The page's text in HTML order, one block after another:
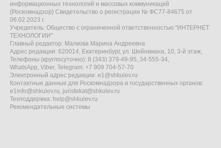
информационных технологий и массовых коммуникаций
(Роскомнадзор) Свидетельство о регистрации № ФС77-84675 от
06.02.2023 г.
Учредитель: Общество с ограниченной ответственностью "ИНТЕРНЕТ
ТЕХНОЛОГИИ"
Главный редактор: Малкова Марина Андреевна
Адрес редакции: 620014, Екатеринбург, ул. Шейнкмана, 10, 3-й этаж,
Телефоны (круглосуточно): 8 (343) 379-49-95, 34-555-34,
WhatsApp, Viber, Telegram: +7 909 704-57-70
Электронный адрес редакции: e1@shkulev.ru
Контактные данные для Роскомнадзора и государственных органов:
e1info@shkulev.ru, juristekat@shkulev.ru
Техподдержка: help@shkulev.ru
Рекомендательные системы